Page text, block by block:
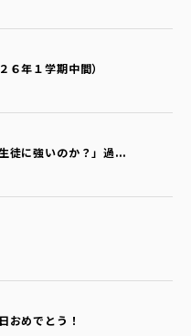
６年１学期中間）
徒に強いのか？」過...
おめでとう！